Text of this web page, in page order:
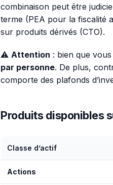
combinaison peut être
terme (PEA pour la fiscalité
sur produits dérivés (CTO).
⚠️ Attention : bien que
par personne. De plus,
comporte des plafonds
Produits disponibles
Classe d’actif
Actions